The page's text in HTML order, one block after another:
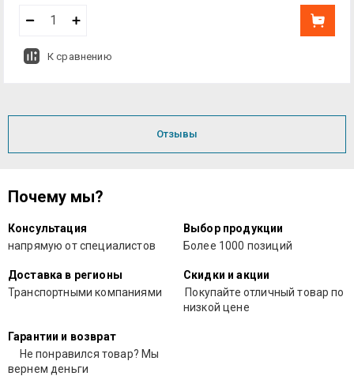
К сравнению
Отзывы
Почему мы?
Консультация
напрямую от специалистов
Выбор продукции
Более 1000 позиций
Доставка в регионы
Транспортными компаниями
Скидки и акции
Покупайте отличный товар по
низкой цене
Гарантии и возврат
Не понравился товар? Мы
вернем деньги